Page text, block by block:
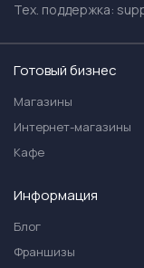
Тех. поддержка:
Готовый бизнес
Магазины
Интернет-магазины
Кафе
Информация
Блог
Франшизы